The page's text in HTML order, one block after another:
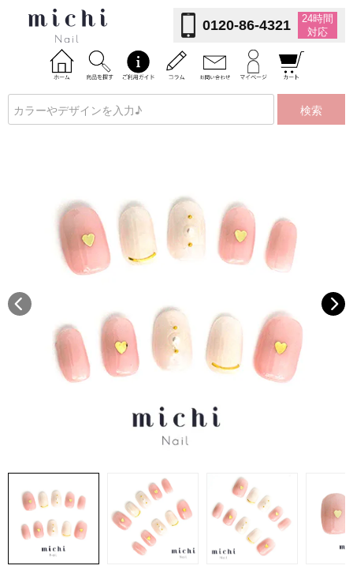
0120-86-4321
24時間
対応
検索